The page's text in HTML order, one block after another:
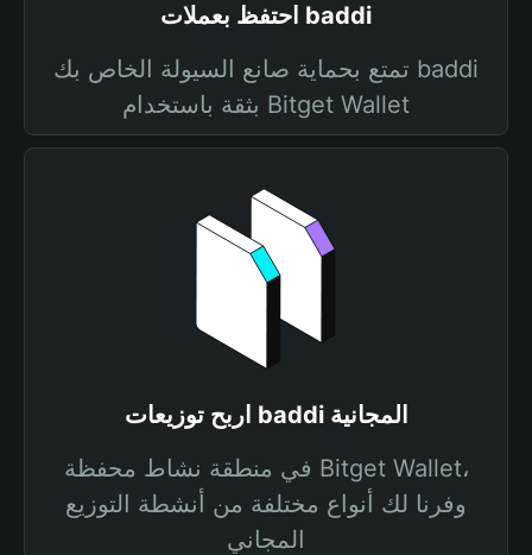
احتفظ بعملات baddi
تمتع بحماية صانع السيولة الخاص بك baddi
بثقة باستخدام Bitget Wallet
اربح توزيعات baddi المجانية
في منطقة نشاط محفظة Bitget Wallet،
وفرنا لك أنواع مختلفة من أنشطة التوزيع
المجاني